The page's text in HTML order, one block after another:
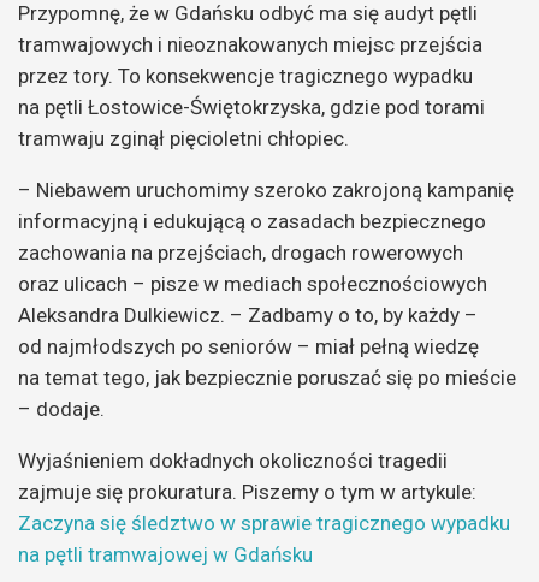
dźwiękowych
Przypomnę, że w Gdańsku odbyć ma się audyt pętli
tramwajowych i nieoznakowanych miejsc przejścia
przez tory. To konsekwencje tragicznego wypadku
na pętli Łostowice-Świętokrzyska, gdzie pod torami
tramwaju zginął pięcioletni chłopiec.
– Niebawem uruchomimy szeroko zakrojoną kampanię
informacyjną i edukującą o zasadach bezpiecznego
zachowania na przejściach, drogach rowerowych
oraz ulicach – pisze w mediach społecznościowych
Aleksandra Dulkiewicz. – Zadbamy o to, by każdy –
od najmłodszych po seniorów – miał pełną wiedzę
na temat tego, jak bezpiecznie poruszać się po mieście
– dodaje.
Wyjaśnieniem dokładnych okoliczności tragedii
zajmuje się prokuratura. Piszemy o tym w artykule:
Zaczyna się śledztwo w sprawie tragicznego wypadku
na pętli tramwajowej w Gdańsku